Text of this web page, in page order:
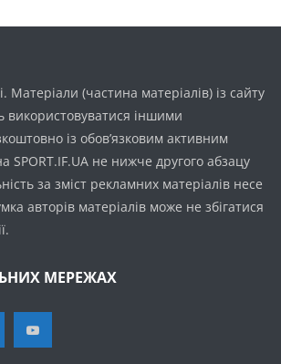
Матеріали (частина матеріалів) із сайту
використовуватися іншими
із обов’язковим активним
SPORT.IF.UA не нижче другого абзацу
за зміст рекламних матеріалів несе
авторів матеріалів може не збігатися
МЕРЕЖАХ